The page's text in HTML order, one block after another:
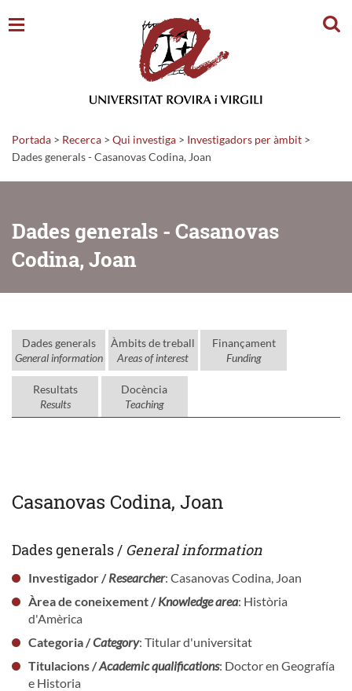
Portada > Recerca > Qui investiga > Investigadors per àmbit >
Dades generals - Casanovas Codina, Joan
Dades generals - Casanovas
Codina, Joan
Dades generals
General information
Àmbits de treball
Areas of interest
Finançament
Funding
Resultats
Results
Docència
Teaching
Casanovas Codina, Joan
Dades generals / General information
Investigador /Researcher: Casanovas Codina, Joan
Àrea de coneixement /Knowledge area: Història
d'Amèrica
Categoria /Category: Titular d'universitat
Titulacions /Academic qualifications: Doctor en Geografía
e Historia